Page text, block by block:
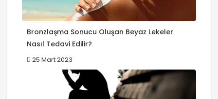
Bronzlaşma Sonucu Oluşan Beyaz Lekeler
Nasıl Tedavi Edilir?
25 Mart 2023